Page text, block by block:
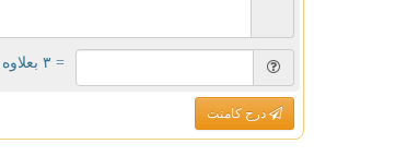
= ۳ بعلاوه ۱
درج کامنت